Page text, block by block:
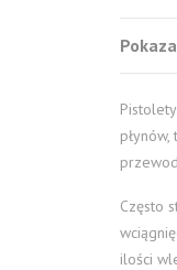
Często
ilości